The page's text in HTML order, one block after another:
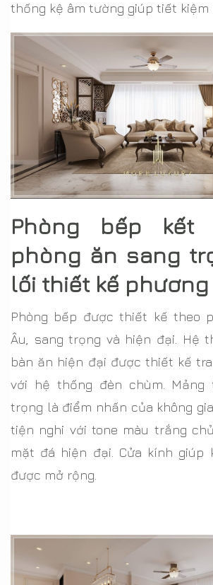
thống kệ âm tường giúp tiết kiệm
Phòng bếp kết
phòng ăn sang
lối thiết kế phương
Phòng bếp được thiết kế theo
Âu, sang trọng và hiện đại. Hệ
bàn ăn hiện đại được thiết kế
với hệ thống đèn chùm. Mảng
trọng là điểm nhấn của không
tiện nghi với tone màu trắng
mặt đá hiện đại. Cửa kính giúp
được mở rộng.